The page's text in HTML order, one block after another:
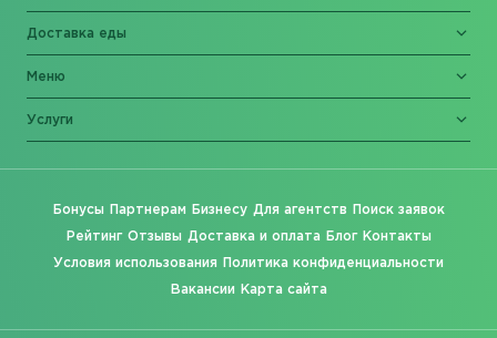
Доставка еды
Меню
Услуги
Бонусы Партнерам Бизнесу Для агентств Поиск заявок
Рейтинг Отзывы Доставка и оплата Блог Контакты
Условия использования Политика конфиденциальности
Вакансии Карта сайта